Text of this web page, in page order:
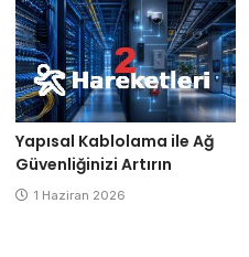
Yapısal Kablolama ile Ağ
Güvenliğinizi Artırın
1 Haziran 2026